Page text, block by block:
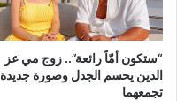
“ستكون أمّاً رائعة”.. زوج مي عز
الدين يحسم الجدل وصورة جديدة
تجمعهما